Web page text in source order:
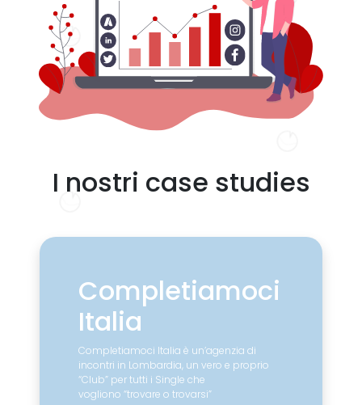
I nostri case studies
Completiamoci
Italia
Completiamoci Italia è un’agenzia di
incontri in Lombardia, un vero e proprio
“Club” per tutti i Single che
vogliono “trovare o trovarsi”